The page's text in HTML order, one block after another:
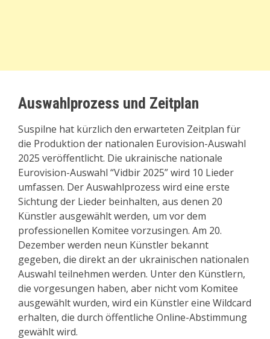
Auswahlprozess und Zeitplan
Suspilne hat kürzlich den erwarteten Zeitplan für
die Produktion der nationalen Eurovision-Auswahl
2025 veröffentlicht. Die ukrainische nationale
Eurovision-Auswahl “Vidbir 2025” wird 10 Lieder
umfassen. Der Auswahlprozess wird eine erste
Sichtung der Lieder beinhalten, aus denen 20
Künstler ausgewählt werden, um vor dem
professionellen Komitee vorzusingen. Am 20.
Dezember werden neun Künstler bekannt
gegeben, die direkt an der ukrainischen nationalen
Auswahl teilnehmen werden. Unter den Künstlern,
die vorgesungen haben, aber nicht vom Komitee
ausgewählt wurden, wird ein Künstler eine Wildcard
erhalten, die durch öffentliche Online-Abstimmung
gewählt wird.